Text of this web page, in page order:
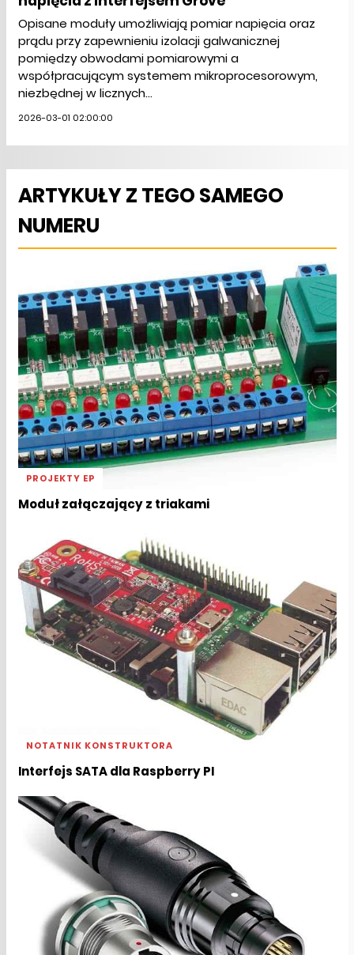
Opisane moduły umożliwiają pomiar napięcia oraz
prądu przy zapewnieniu izolacji galwanicznej
pomiędzy obwodami pomiarowymi a
współpracującym systemem mikroprocesorowym,
niezbędnej w licznych...
2026-03-01 02:00:00
ARTYKUŁY Z TEGO SAMEGO
NUMERU
PROJEKTY EP
Moduł załączający z triakami
NOTATNIK KONSTRUKTORA
Interfejs SATA dla Raspberry PI